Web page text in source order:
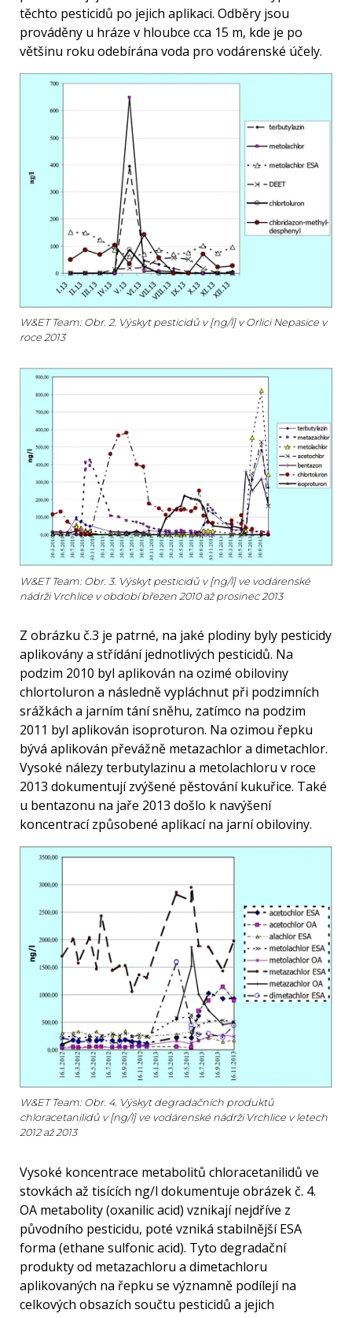
těchto pesticidů po jejich aplikaci. Odběry jsou
prováděny u hráze v hloubce cca 15 m, kde je po
většinu roku odebírána voda pro vodárenské účely.
W&ET Team: Obr. 2. Výskyt pesticidů v [ng/l] v Orlici Nepasice v
roce 2013
W&ET Team: Obr. 3. Výskyt pesticidů v [ng/l] ve vodárenské
nádrži Vrchlice v období březen 2010 až prosinec 2013
Z obrázku č.3 je patrné, na jaké plodiny byly pesticidy
aplikovány a střídání jednotlivých pesticidů. Na
podzim 2010 byl aplikován na ozimé obiloviny
chlortoluron a následně vypláchnut při podzimních
srážkách a jarním tání sněhu, zatímco na podzim
2011 byl aplikován isoproturon. Na ozimou řepku
bývá aplikován převážně metazachlor a dimetachlor.
Vysoké nálezy terbutylazinu a metolachloru v roce
2013 dokumentují zvýšené pěstování kukuřice. Také
u bentazonu na jaře 2013 došlo k navýšení
koncentrací způsobené aplikací na jarní obiloviny.
W&ET Team: Obr. 4. Výskyt degradačních produktů
chloracetanilidů v [ng/l] ve vodárenské nádrži Vrchlice v letech
2012 až 2013
Vysoké koncentrace metabolitů chloracetanilidů ve
stovkách až tisících ng/l dokumentuje obrázek č. 4.
OA metabolity (oxanilic acid) vznikají nejdříve z
původního pesticidu, poté vzniká stabilnější ESA
forma (ethane sulfonic acid). Tyto degradační
produkty od metazachloru a dimetachloru
aplikovaných na řepku se významně podílejí na
celkových obsazích součtu pesticidů a jejich